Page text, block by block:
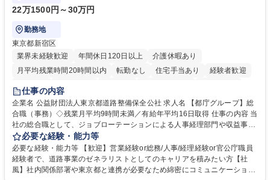
22万1500円～30万円
勤務地
東京都新宿区
業界未経験歓迎
年間休日120日以上
介護休暇あり
月平均残業時間20時間以内
転勤なし 住宅手当あり
経験者歓迎
研修あり
退職金あり
駅近5分以内
資格取得手当あり 食事補助あり
仕事の内容
企業名 公益財団法人東京都道路整備保全公社 求人名 【都庁グループ】総
合職（事務）◇残業月平均9時間未満／有給年平均16日取得 仕事の内容 当
社の総合職として、ジョブローテーションによる人事経理部門や収益事業
等のフロント部門の部署等幅広い部署での業務をお任せいたします。研修
制度やキャリア支援が充実しております！ ※下記業務詳細 【業務詳細】■
管理部門：広報、人事、経理など当公社の運営に係る管理業務 ■収益部
門：駐車場の新規開拓、管理運営、新宿駅西口広場の「イベントコーナ
必要な経験・能力等
必要な経験・能力等 【歓迎】営業経験or総務/人事/経理経験or官公庁職員
経験者で、道路事業のゼネラリストとしてのキャリアを積みたい方【社
風】社内関係部署や東京都と連携が必要なため綿密にコミュニケーション